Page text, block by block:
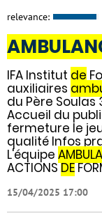
relevance:
IFA Institut de
auxiliaires
du Père Soulas
Accueil du
fermeture le
qualité Infos
L'équipe
ACTIONSDE
15/04/2025 17:00